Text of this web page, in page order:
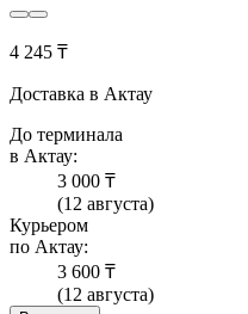
4 245 ₸
Доставка в Актау
До терминала
в Актау:
3 000 ₸
(12 августа)
Курьером
по Актау:
3 600 ₸
(12 августа)